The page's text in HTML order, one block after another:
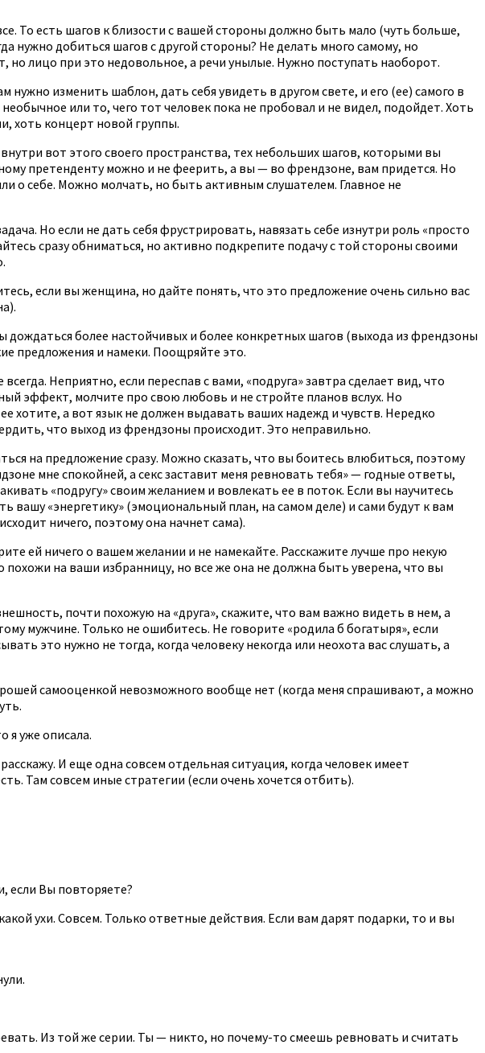
То есть шагов к близости с вашей стороны должно быть мало (чуть больше,
нужно добиться шагов с другой стороны? Не делать много самому, но
но лицо при это недовольное, а речи унылые. Нужно поступать наоборот.
изменить шаблон, дать себя увидеть в другом свете, и его (ее) самого в
или то, чего тот человек пока не пробовал и не видел, подойдет. Хоть
хоть концерт новой группы.
вот этого своего пространства, тех небольших шагов, которыми вы
претенденту можно и не феерить, а вы — во френдзоне, вам придется. Но
о себе. Можно молчать, но быть активным слушателем. Главное не
Но если не дать себя фрустрировать, навязать себе изнутри роль «просто
сразу обниматься, но активно подкрепите подачу с той стороны своими
если вы женщина, но дайте понять, что это предложение очень сильно вас
более настойчивых и более конкретных шагов (выхода из френдзоны
предложения и намеки. Поощряйте это.
Неприятно, если переспав с вами, «подруга» завтра сделает вид, что
эффект, молчите про свою любовь и не стройте планов вслух. Но
хотите, а вот язык не должен выдавать ваших надежд и чувств. Нередко
что выход из френдзоны происходит. Это неправильно.
на предложение сразу. Можно сказать, что вы боитесь влюбиться, поэтому
мне спокойней, а секс заставит меня ревновать тебя» — годные ответы,
«подругу» своим желанием и вовлекать ее в поток. Если вы научитесь
«энергетику» (эмоциональный план, на самом деле) и сами будут к вам
ничего, поэтому она начнет сама).
ей ничего о вашем желании и не намекайте. Расскажите лучше про некую
на ваши избранницу, но все же она не должна быть уверена, что вы
почти похожую на «друга», скажите, что вам важно видеть в нем, а
мужчине. Только не ошибитесь. Не говорите «родила б богатыря», если
это нужно не тогда, когда человеку некогда или неохота вас слушать, а
самооценкой невозможного вообще нет (когда меня спрашивают, а можно
я уже описала.
И еще одна совсем отдельная ситуация, когда человек имеет
Там совсем иные стратегии (если очень хочется отбить).
если Вы повторяете?
ухи. Совсем. Только ответные действия. Если вам дарят подарки, то и вы
Из той же серии. Ты — никто, но почему-то смеешь ревновать и считать